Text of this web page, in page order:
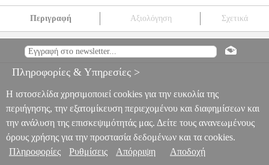
Περιγραφή Αξιολόγηση Σχετικά
ΒΥΖΑΝΤΙΝΗΣ ΜΟΥΣΙΚΗΣ
MSC.607246
ΘΕΩΡΗΤΙΚΑ ΙΩΑΝΝΗΣ ΜΑΡΓΑΖΙΩΤΗΣ - ΜΕΛΩΔΙΚΕΣ
0
Πληροφορίες & Υπηρεσίες >
Η ιστοσελίδα χρησιμοποιεί cookies για την ευκολία της
περιήγησης, την εξατομίκευση περιεχομένου και διαφημίσεων και
την ανάλυση της επισκεψιμότητάς μας. Δείτε τους ανανεωμένους
όρους χρήσης για την προστασία δεδομένων και τα cookies.
Πληροφορίες
Ρυθμίσεις Απόρριψη Αποδοχή